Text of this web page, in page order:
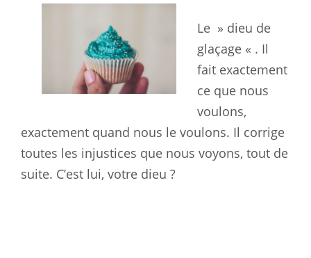
Le » dieu de
glaçage « . Il
fait exactement
ce que nous
voulons,
exactement quand nous le voulons. Il corrige
toutes les injustices que nous voyons, tout de
suite. C’est lui, votre dieu ?